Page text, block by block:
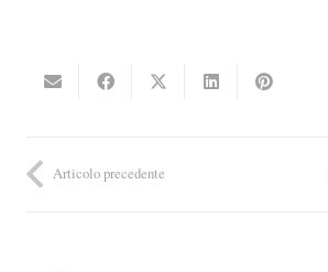
Articolo precedente